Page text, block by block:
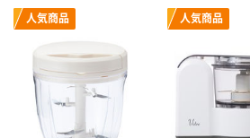
人気商品 人気商品